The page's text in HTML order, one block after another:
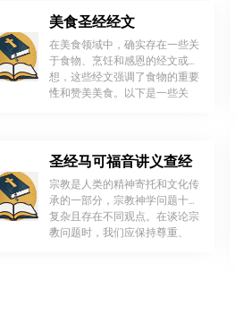
美食圣经经文
在美食领域中，确实存在一些关
于食物、烹饪和感恩的经文或思
想，这些经文强调了食物的重要
性和赞美美食。以下是一些关
！
圣经马可福音讲义查经
宗教是人类的精神寄托和文化传
承的一部分，宗教神学问题十分
复杂且存在不同观点。在谈论宗
教问题时，我们应保持尊重、
！